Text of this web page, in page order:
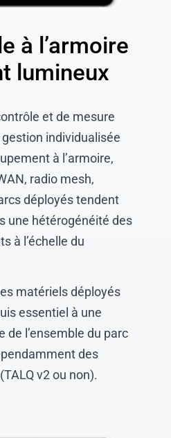
à l’armoire
lumineux
et de mesure
individualisée
à l’armoire,
radio mesh,
déployés tendent
une hétérogénéité des
à l’échelle du
matériels déployés
essentiel à une
de l’ensemble du parc
des
v2 ou non).